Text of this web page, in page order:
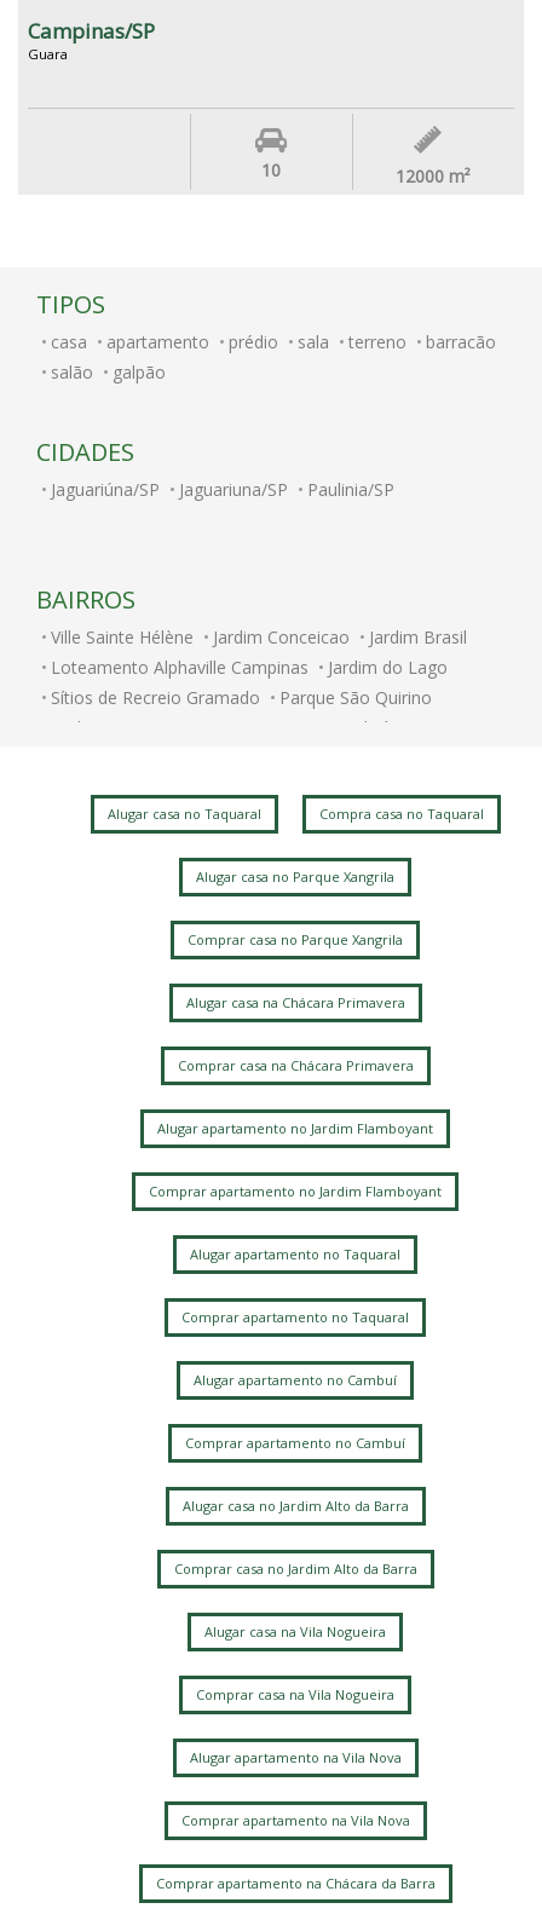
Campinas/SP
Guara
10 12000 m²
TIPOS
casa apartamento prédio sala terreno
barracão
salão
galpão
CIDADES
Jaguariúna/SP Jaguariuna/SP Paulinia/SP
BAIRROS
Ville Sainte Hélène Jardim Conceicao
Jardim Brasil
Loteamento Alphaville Campinas
Jardim do Lago
Sítios de Recreio Gramado
Parque São Quirino
Jardim Itatinga
Cambuí
Jardim dos Oliveiras
Jardim do Trevo
Taquaral
Parque Xangrilá
Jardim Bom Retiro
Jardim Santa Genebra
Alugar casa no Taquaral Compra casa no Taquaral
Alugar casa no Parque Xangrila
Comprar casa no Parque Xangrila
Alugar casa na Chácara Primavera
Comprar casa na Chácara Primavera
Alugar apartamento no Jardim Flamboyant
Comprar apartamento no Jardim Flamboyant
Alugar apartamento no Taquaral
Comprar apartamento no Taquaral
Alugar apartamento no Cambuí
Comprar apartamento no Cambuí
Alugar casa no Jardim Alto da Barra
Comprar casa no Jardim Alto da Barra
Alugar casa na Vila Nogueira
Comprar casa na Vila Nogueira
Alugar apartamento na Vila Nova
Comprar apartamento na Vila Nova
Comprar apartamento na Chácara da Barra